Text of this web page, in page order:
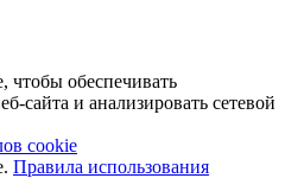
обеспечивать
сайта и анализировать сетевой
cookie
Правила использования